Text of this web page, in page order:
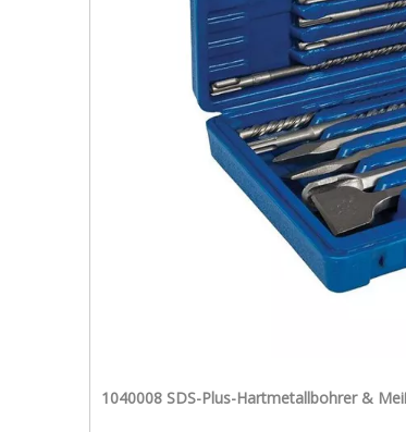
1040008 SDS-Plus-Hartmetallbohrer &